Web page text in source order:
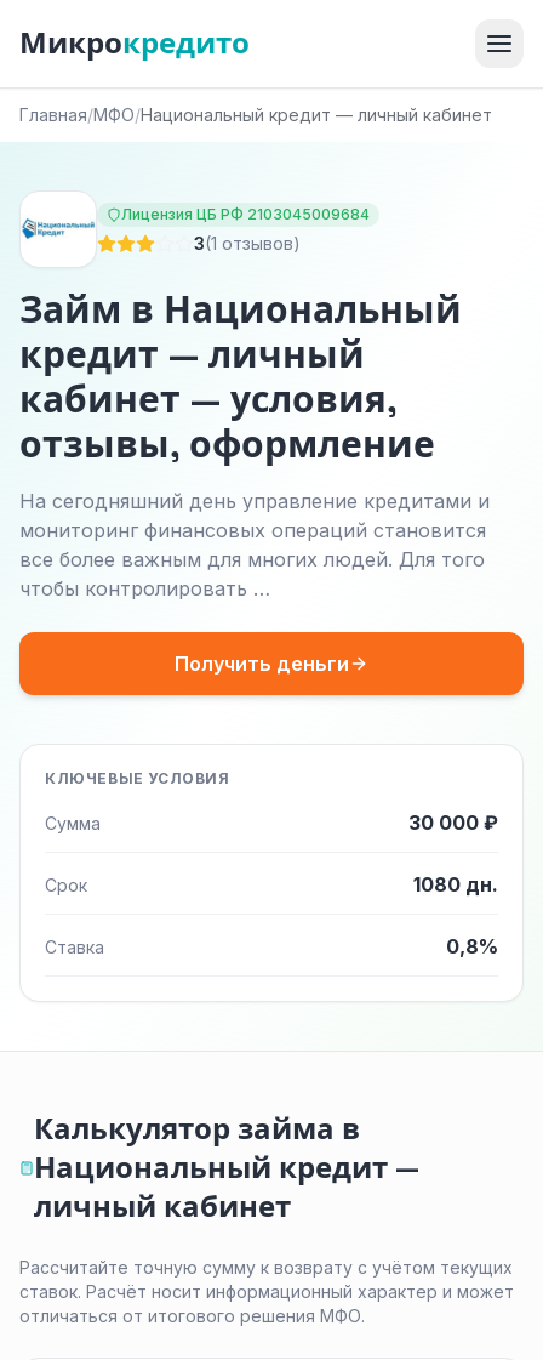
Микрокредито
Главная/МФО/Национальный кредит — личный кабинет
Лицензия ЦБ РФ 2103045009684
3(1 отзывов)
Займ в Национальный
кредит — личный
кабинет — условия,
отзывы, оформление
На сегодняшний день управление кредитами и
мониторинг финансовых операций становится
все более важным для многих людей. Для того
чтобы контролировать …
Получить деньги
КЛЮЧЕВЫЕ УСЛОВИЯ
Сумма 30 000 ₽
Срок 1080 дн.
Ставка 0,8%
Калькулятор займа в
Национальный кредит —
личный кабинет
Рассчитайте точную сумму к возврату с учётом текущих
ставок. Расчёт носит информационный характер и может
отличаться от итогового решения МФО.